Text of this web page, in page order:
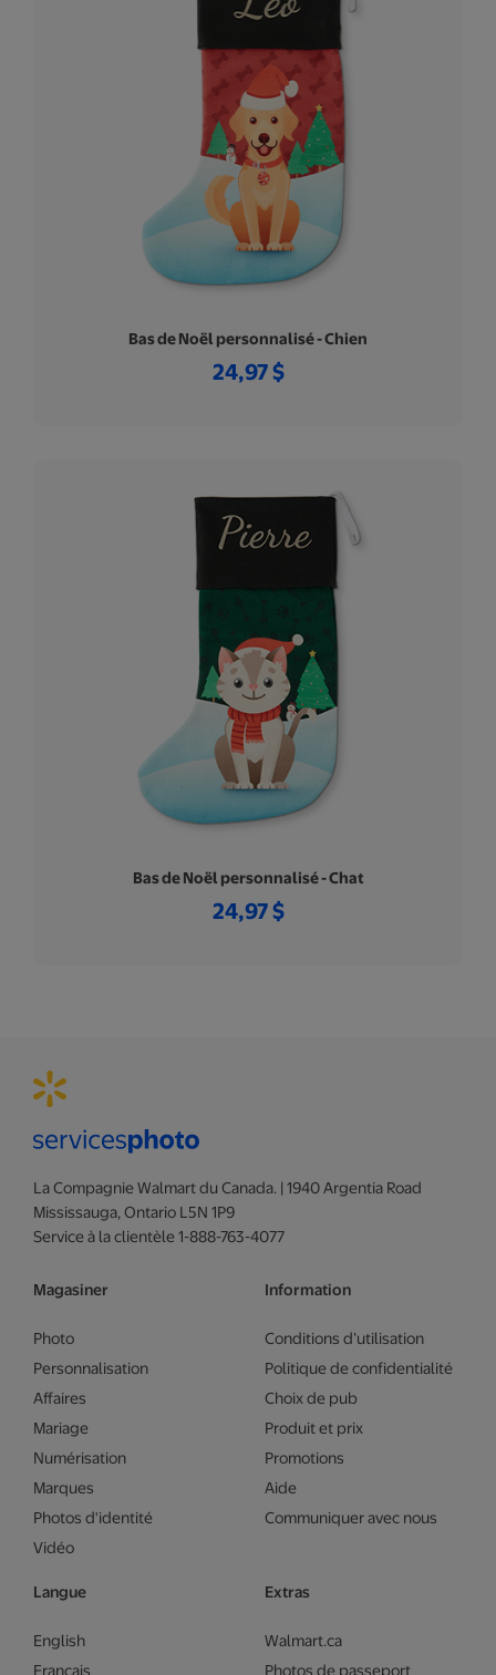
Bas de Noël personnalisé - Chien
24,97 $
Bas de Noël personnalisé - Chat
24,97 $
La Compagnie Walmart du Canada. | 1940 Argentia Road
Mississauga, Ontario L5N 1P9
Service à la clientèle 1-888-763-4077
Magasiner
Photo
Personnalisation
Affaires
Mariage
Numérisation
Marques
Photos d'identité
Vidéo
Langue
English
Français
Information
Conditions d’utilisation
Politique de confidentialité
Choix de pub
Produit et prix
Promotions
Aide
Communiquer avec nous
Extras
Walmart.ca
Photos de passeport